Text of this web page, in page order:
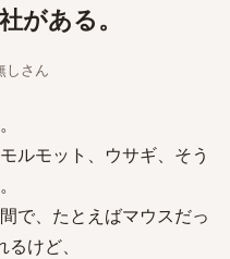
がある。
さん
ルモット、ウサギ、そう
で、たとえばマウスだっ
けど、